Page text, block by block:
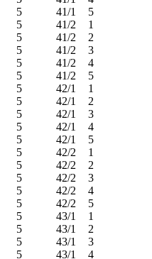
5
41/1 5
5
41/2 1
5
41/2 2
5
41/2 3
5
41/2 4
5
41/2 5
5
42/1 1
5
42/1 2
5
42/1 3
5
42/1 4
5
42/1 5
5
42/2 1
5
42/2 2
5
42/2 3
5
42/2 4
5
42/2 5
5
43/1 1
5
43/1 2
5
43/1 3
5
43/1 4